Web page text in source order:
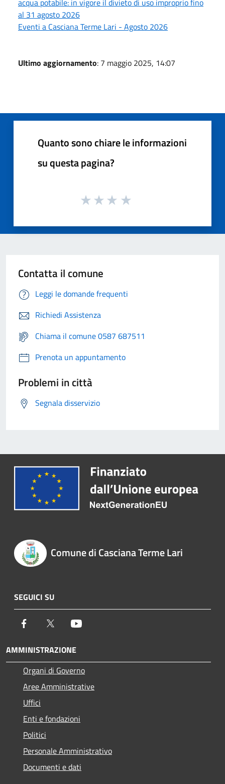
al 31 agosto 2026
Eventi a Casciana Terme Lari - Agosto 2026
Ultimo aggiornamento: 7 maggio 2025, 14:07
Quanto sono chiare le informazioni
su questa pagina?
Contatta il comune
Leggi le domande frequenti
Richiedi Assistenza
Chiama il comune 0587 687511
Prenota un appuntamento
Problemi in città
Segnala disservizio
Comune di Casciana Terme Lari
SEGUICI SU
Facebook Twitter
AMMINISTRAZIONE
Organi di Governo
Aree Amministrative
Uffici
Enti e fondazioni
Politici
Personale Amministrativo
Documenti e dati